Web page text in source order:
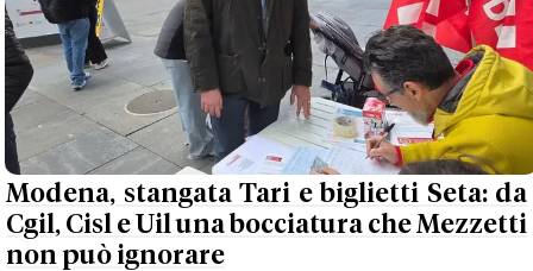
Modena, stangata Tari e biglietti Seta: da
Cgil, Cisl e Uil una bocciatura che Mezzetti
non può ignorare